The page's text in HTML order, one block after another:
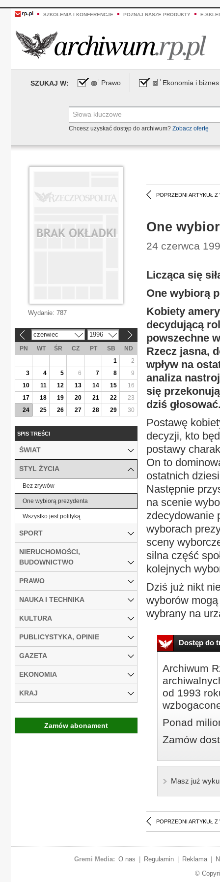
SZKOLENIA I KONFERENCJE POZNAJ NASZE PRODUKTY E-
SZUKAJ W: Prawo Ekonomia i biznes
Chcesz uzyskać dostęp do archiwum? Zobacz ofertę
POPRZEDNI ARTYKUŁ Z
One
24 czerwca
Licząca się
One wybiorą
Kobiety
decydującą
powszechne
Rzecz jasna,
wpływ na
analiza
się
dziś
Postawę
decyzji, kto
postawy
On to
ostatnich
Następnie
na scenie
zdecydowanie
wyborach
sceny
silna część
kolejnych
Dziś już nikt
wyborów
wybrany na
Dostęp do
Archiwum
od 1993
Ponad
Zamów
Masz już
POPRZEDNI ARTYKUŁ Z
Wydanie: 787
czerwiec 1996
PN WT ŚR CZ PT SB
ND
1
2
3
4 5 6 7 8
9
10
11 12 13 14 15
16
17
18 19 20 21 22
23
24
25 26 27 28 29 30
SPIS TREŚCI
ŚWIAT
STYL ŻYCIA
Bez zrywów
One wybiorą prezydenta
Wszystko jest polityką
SPORT
NIERUCHOMOŚCI,
BUDOWNICTWO
PRAWO
NAUKA I TECHNIKA
KULTURA
PUBLICYSTYKA, OPINIE
GAZETA
EKONOMIA
KRAJ
Zamów abonament
Gremi Media: O nas Regulamin Reklama
©